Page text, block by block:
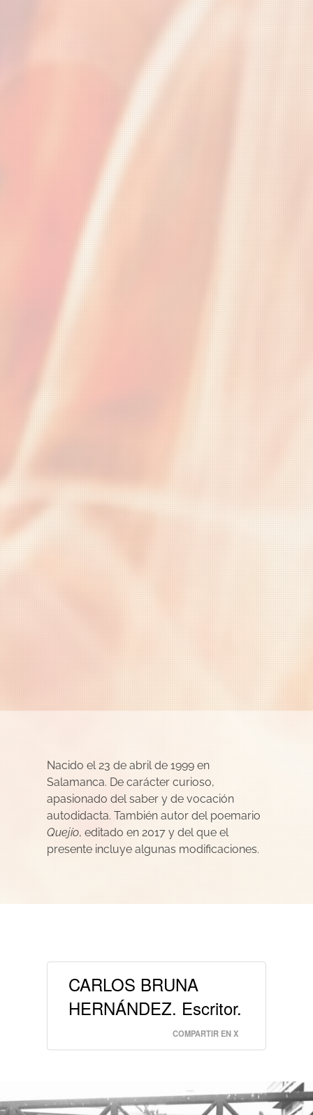
Nacido el 23 de abril de 1999 en
Salamanca. De carácter curioso,
apasionado del saber y de vocación
autodidacta. También autor del poemario
Quejío, editado en 2017 y del que el
presente incluye algunas modificaciones.
CARLOS BRUNA
HERNÁNDEZ. Escritor.
COMPARTIR EN X